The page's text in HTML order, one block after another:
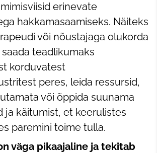
erinevate
hakkamasaamiseks. Näiteks
või nõustajaga olukorda
teadlikumaks
korduvatest
peres, leida ressursid,
või õppida suunama
ja käitumist, et keerulistes
paremini toime tulla.
väga pikaajaline ja tekitab